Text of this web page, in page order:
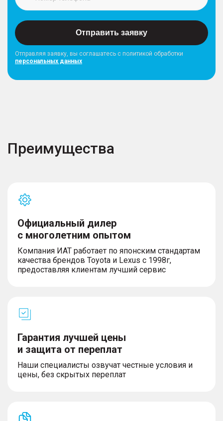
Отправить заявку
Отправляя заявку, вы соглашатесь с политикой обработки
персональных данных
Преимущества
Официальный дилер
с многолетним опытом
Компания ИАТ работает по японским стандартам
качества брендов Toyota и Lexus с 1998г,
предоставляя клиентам лучший сервис
Гарантия лучшей цены
и защита от переплат
Наши специалисты озвучат честные условия и
цены, без скрытых переплат